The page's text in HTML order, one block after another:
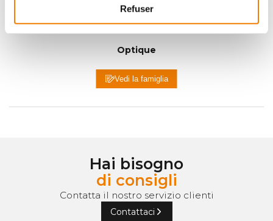
Refuser
Optique
Vedi la famiglia
Hai bisogno
di consigli
Contatta il nostro servizio clienti
Contattaci